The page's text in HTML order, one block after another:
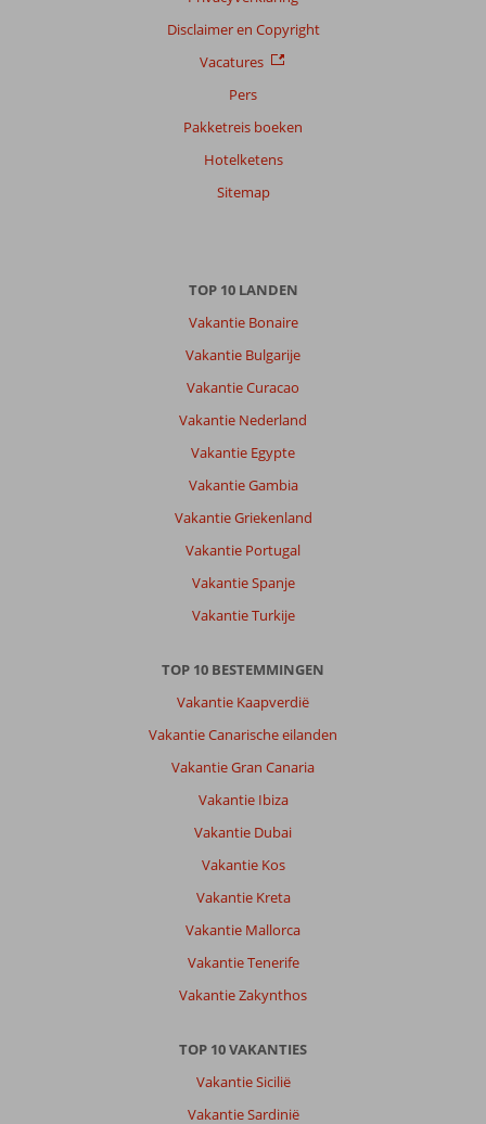
Disclaimer en Copyright
Vacatures
Pers
Pakketreis boeken
Hotelketens
Sitemap
TOP 10 LANDEN
Vakantie Bonaire
Vakantie Bulgarije
Vakantie Curacao
Vakantie Nederland
Vakantie Egypte
Vakantie Gambia
Vakantie Griekenland
Vakantie Portugal
Vakantie Spanje
Vakantie Turkije
TOP 10 BESTEMMINGEN
Vakantie Kaapverdië
Vakantie Canarische eilanden
Vakantie Gran Canaria
Vakantie Ibiza
Vakantie Dubai
Vakantie Kos
Vakantie Kreta
Vakantie Mallorca
Vakantie Tenerife
Vakantie Zakynthos
TOP 10 VAKANTIES
Vakantie Sicilië
Vakantie Sardinië